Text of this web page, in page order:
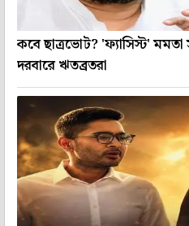
কবে ছাত্রভোট? 'ফ্যাসিস্ট'
দরবারে ঋতব্রতরা